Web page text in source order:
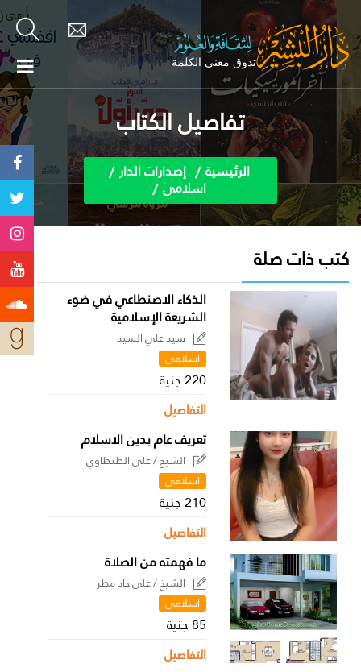
تفاصيل الكتاب
الرئيسية إصدارات الدار
اسلامى
كتب ذات صلة
الذكاء الاصنطاعي في ضوء
الشريعة الإسلامية
سيد علي السيد
اسلامى
220 جنية
التفاصيل
تعريف عام بدين الاسلام
الشيخ / على الطنطاوي
اسلامى
210 جنية
التفاصيل
ما فهمته من الصلاة
الشيخ / على جاد مطر
اسلامى
85 جنية
التفاصيل